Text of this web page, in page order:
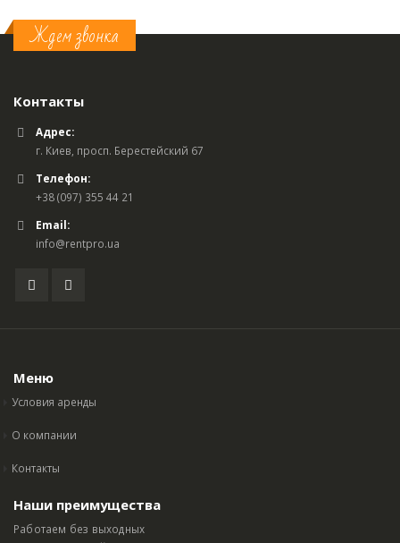
Ждем звонка
Контакты
Адрес:
г. Киев, просп. Берестейский 67
Телефон:
+38 (097) 355 44 21
Email:
info@rentpro.ua
Меню
Условия аренды
О компании
Контакты
Наши преимущества
Работаем без выходных